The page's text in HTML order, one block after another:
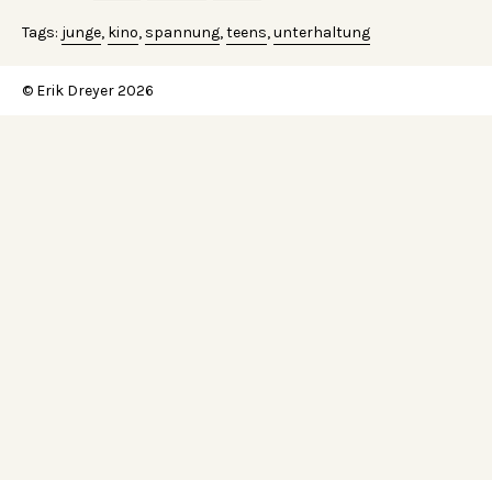
Tags: junge, kino, spannung,teens,unterhaltung
© Erik Dreyer 2026